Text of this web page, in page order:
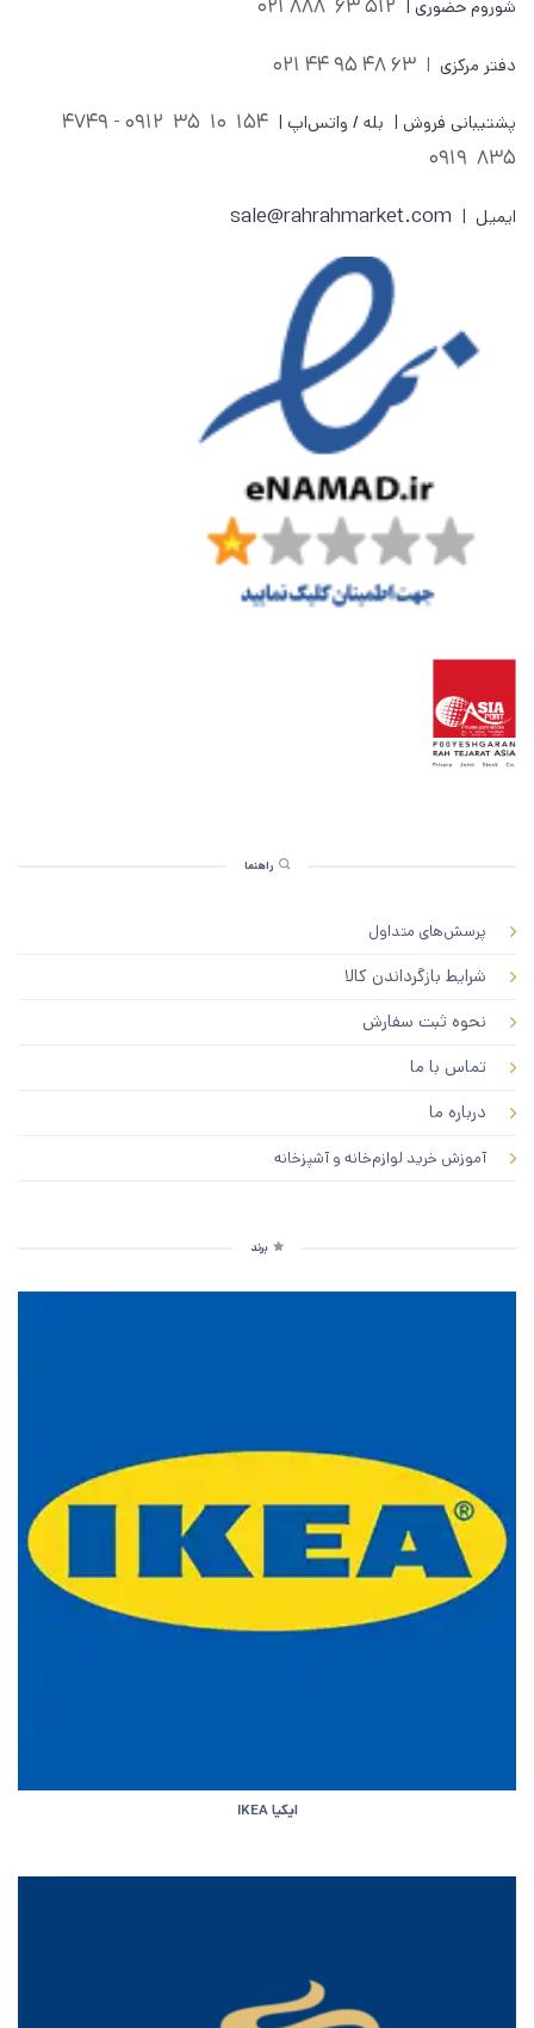
شوروم حضوری | 512 63 888 021
دفتر مرکزی |
63 48 95 44 021
پشتیبانی فروش | بله / واتس‌اپ | 154 10 35
835 0919
ایمیل | sale@rahrahmarket.com
راهنما
پرسش‌های متداول
شرایط بازگرداندن کالا
نحوه ثبت سفارش
تماس با ما
درباره ما
آموزش خرید لوازم‌خانه و آشپزخانه
برند
ایکیا IKEA